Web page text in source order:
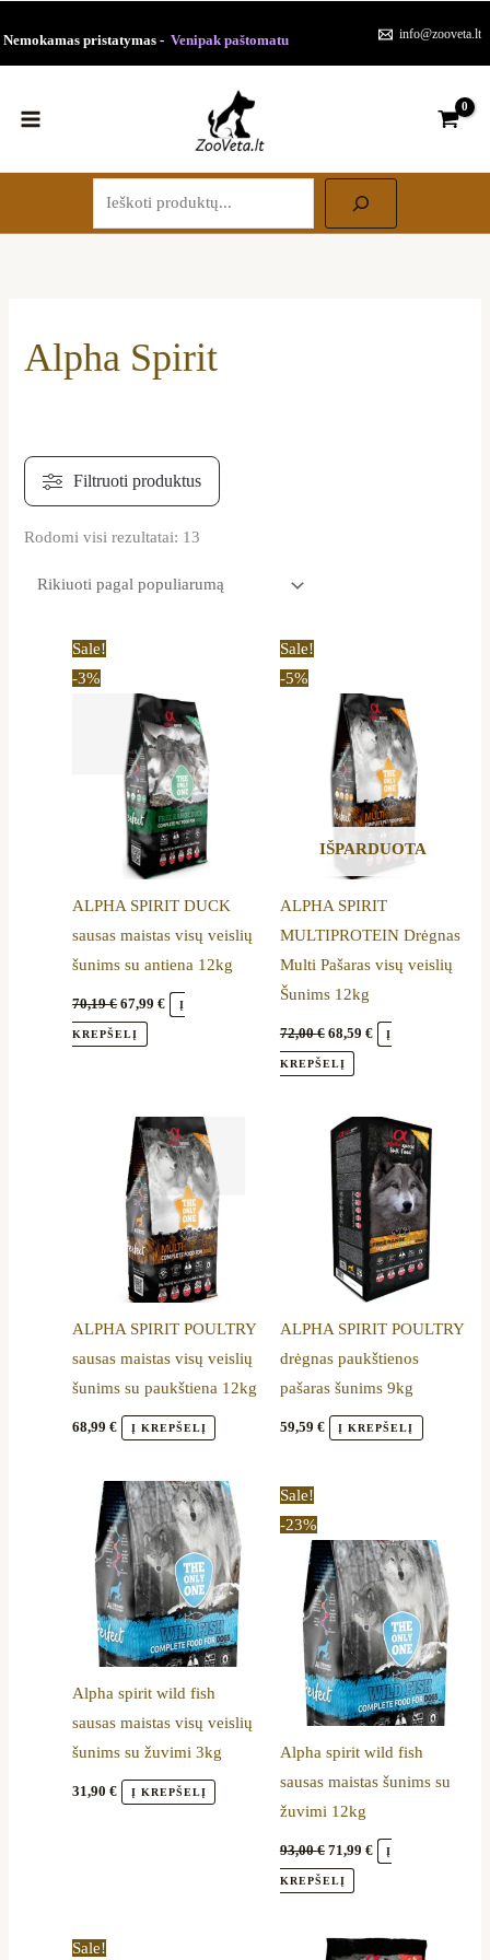
prie
Nemokamas pristatymas - Venipak paštomatu info@zooveta.lt
Alpha Spirit
Rodomi visi rezultatai: 13
pagal
Sale!
-3%
ALPHA SPIRIT DUCK
sausas maistas visų veislių
šunims su antiena 12kg
70,19€
70,19 €.
67,99€
67,99 €.
Į
KREPŠELĮ
Sale!
-5%
IŠPARDUOTA
ALPHA SPIRIT
MULTIPROTEIN Drėgnas
Multi Pašaras visų veislių
Šunims 12kg
72,00€
72,00 €.
68,59 €
68,59 €.
Į
KREPŠELĮ
ALPHA SPIRIT POULTRY
sausas maistas visų veislių
šunims su paukštiena 12kg
68,99€ Į KREPŠELĮ
ALPHA SPIRIT POULTRY
drėgnas paukštienos
pašaras šunims 9kg
59,59 € Į KREPŠELĮ
Alpha spirit wild fish
sausas maistas visų veislių
šunims su žuvimi 3kg
31,90€ Į KREPŠELĮ
Sale!
-23%
Alpha spirit wild fish
sausas maistas šunims su
žuvimi 12kg
93,00€
93,00 €.
71,99 €
71,99 €.
Į
KREPŠELĮ
Sale!